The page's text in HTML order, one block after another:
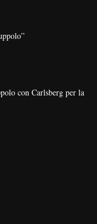
con Carlsberg per la